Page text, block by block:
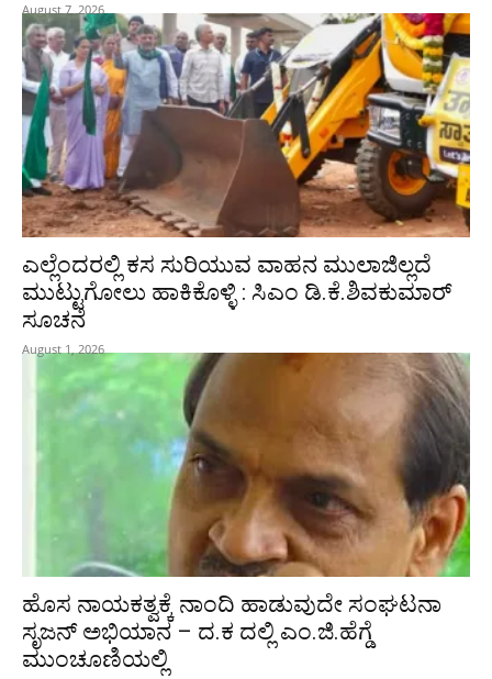
August 7, 2026
ಎಲ್ಲೆಂದರಲ್ಲಿ ಕಸ ಸುರಿಯುವ ವಾಹನ ಮುಲಾಜಿಲ್ಲದೆ
ಮುಟ್ಟುಗೋಲು ಹಾಕಿಕೊಳ್ಳಿ : ಸಿಎಂ ಡಿ.ಕೆ.ಶಿವಕುಮಾರ್‌
ಸೂಚನೆ
August 1, 2026
ಹೊಸ ನಾಯಕತ್ವಕ್ಕೆ ನಾಂದಿ ಹಾಡುವುದೇ ಸಂಘಟನಾ
ಸೃಜನ್ ಅಭಿಯಾನ – ದ.ಕ ದಲ್ಲಿ ಎಂ.ಜಿ.ಹೆಗ್ಡೆ
ಮುಂಚೂಣಿಯಲ್ಲಿ